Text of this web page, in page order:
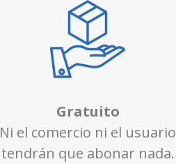
Gratuito
Ni el comercio ni el usuario
tendrán que abonar nada.